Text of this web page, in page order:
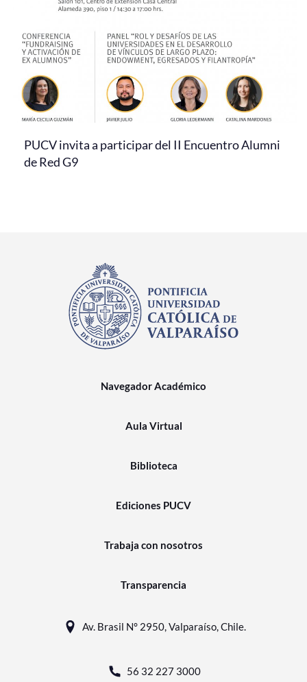
PUCV invita a participar del II Encuentro Alumni
de Red G9
Navegador Académico
Aula Virtual
Biblioteca
Ediciones PUCV
Trabaja con nosotros
Transparencia
Av. Brasil N° 2950, Valparaíso, Chile.
56 32 227 3000